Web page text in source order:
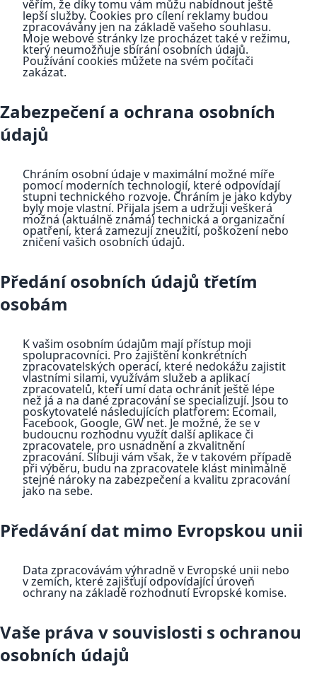
věřím, že díky tomu vám můžu nabídnout ještě
lepší služby. Cookies pro cílení reklamy budou
zpracovávány jen na základě vašeho souhlasu.
Moje webové stránky lze procházet také v režimu,
který neumožňuje sbírání osobních údajů.
Používání cookies můžete na svém počítači
zakázat.
Zabezpečení a ochrana osobních
údajů
Chráním osobní údaje v maximální možné míře
pomocí moderních technologií, které odpovídají
stupni technického rozvoje. Chráním je jako kdyby
byly moje vlastní. Přijala jsem a udržuji veškerá
možná (aktuálně známá) technická a organizační
opatření, která zamezují zneužití, poškození nebo
zničení vašich osobních údajů.
Předání osobních údajů třetím
osobám
K vašim osobním údajům mají přístup moji
spolupracovníci. Pro zajištění konkrétních
zpracovatelských operací, které nedokážu zajistit
vlastními silami, využívám služeb a aplikací
zpracovatelů, kteří umí data ochránit ještě lépe
než já a na dané zpracování se specializují. Jsou to
poskytovatelé následujících platforem: Ecomail,
Facebook, Google, GW net. Je možné, že se v
budoucnu rozhodnu využít další aplikace či
zpracovatele, pro usnadnění a zkvalitnění
zpracování. Slibuji vám však, že v takovém případě
při výběru, budu na zpracovatele klást minimálně
stejné nároky na zabezpečení a kvalitu zpracování
jako na sebe.
Předávání dat mimo Evropskou unii
Data zpracovávám výhradně v Evropské unii nebo
v zemích, které zajišťují odpovídající úroveň
ochrany na základě rozhodnutí Evropské komise.
Vaše práva v souvislosti s ochranou
osobních údajů